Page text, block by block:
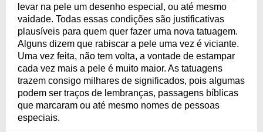
levar na pele um desenho especial, ou até mesmo
vaidade. Todas essas condições são justificativas
plausíveis para quem quer fazer uma nova tatuagem.
Alguns dizem que rabiscar a pele uma vez é viciante.
Uma vez feita, não tem volta, a vontade de estampar
cada vez mais a pele é muito maior. As tatuagens
trazem consigo milhares de significados, pois algumas
podem ser traços de lembranças, passagens bíblicas
que marcaram ou até mesmo nomes de pessoas
especiais.